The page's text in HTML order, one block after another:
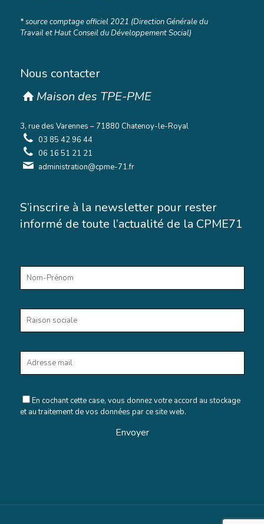
* source comptage officiel 2021 (Direction Générale du
Travail et Haut Conseil du Développement Social)
Nous contacter
Maison des TPE-PME
3, rue des Varennes – 71880 Chatenoy-le-Royal
03 85 42 96 44
06 16 51 21 21
administration@cpme-71.fr
S’inscrire à la newsletter pour rester
informé de toute l’actualité de la CPME71
En cochant cette case, vous donnez votre accord au stockage
et au traitement de vos données par ce site web.